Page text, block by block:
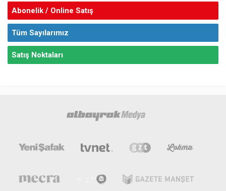
Abonelik / Online Satış
Tüm Sayılarımız
Satış Noktaları